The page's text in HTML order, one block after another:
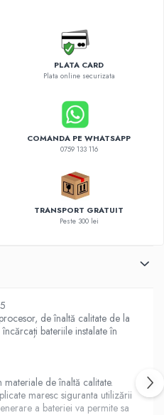
PLATA CARD
Plata online securizata
COMANDA PE WHATSAPP
0759 133 116
TRANSPORT GRATUIT
Peste 300 lei
de înaltă calitate de la
bateriile instalate în
materiale de înaltă calitate.
maresc siguranta utilizării
a bateriei va permite sa